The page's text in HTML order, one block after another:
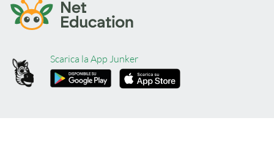
Scarica la App Junker